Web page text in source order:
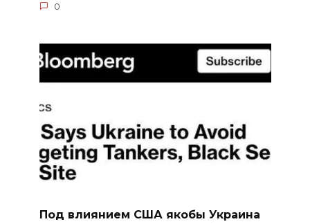
0
Под влиянием США якобы Украина